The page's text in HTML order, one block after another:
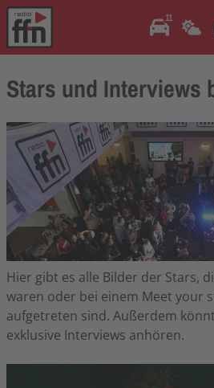
11
Stars und Interviews
Hier gibt es alle Bilder der Stars,
waren oder bei einem Meet your
aufgetreten sind. Außerdem
exklusive Interviews anhören.